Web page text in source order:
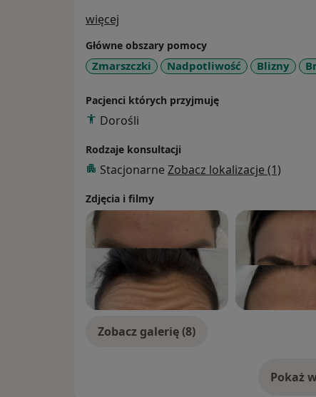
więcej
Główne obszary pomocy
Zmarszczki Nadpotliwość Blizny
Pacjenci których przyjmuję
Dorośli
Rodzaje konsultacji
Stacjonarne Zobacz lokalizacje (1)
Zdjęcia i filmy
Zobacz galerię (8)
Pokaż